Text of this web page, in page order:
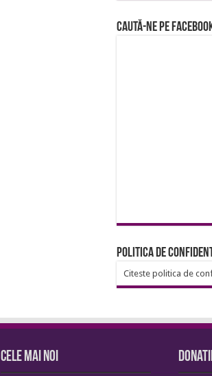
Caută-ne pe
Politica de
Citeste politica de
Cele mai noi